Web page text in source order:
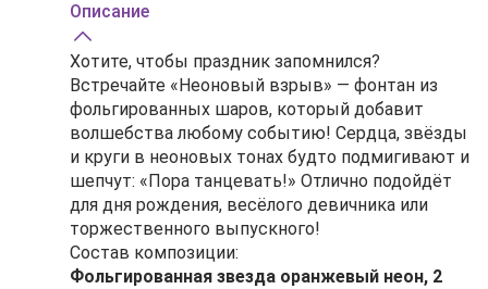
Описание
Хотите, чтобы праздник запомнился?
Встречайте «Неоновый взрыв» — фонтан из
фольгированных шаров, который добавит
волшебства любому событию! Сердца, звёзды
и круги в неоновых тонах будто подмигивают и
шепчут: «Пора танцевать!» Отлично подойдёт
для дня рождения, весёлого девичника или
торжественного выпускного!
Состав композиции:
Фольгированная звезда оранжевый неон, 2